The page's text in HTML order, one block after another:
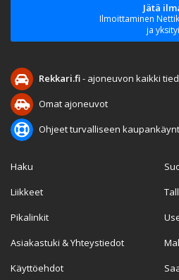
Jätä
Ilmoittaminen
ja
Rekkari.fi- ajoneuvon kaikki
Omat ajoneuvot
Ohjeet turvalliseen
Haku
Liikkeet
Pikalinkit
Asiakastuki & Yhteystiedot
Käyttöehdot